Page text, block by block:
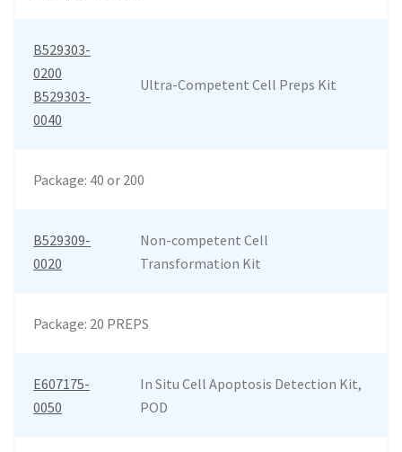
B529303-
0200
B529303-
0040
Ultra-Competent Cell Preps Kit
Package: 40 or 200
B529309-
0020
Non-competent Cell
Transformation Kit
Package: 20 PREPS
E607175-
0050
In Situ Cell Apoptosis Detection Kit,
POD